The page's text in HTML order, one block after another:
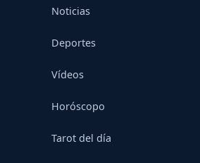
Noticias
Deportes
Vídeos
Horóscopo
Tarot del día